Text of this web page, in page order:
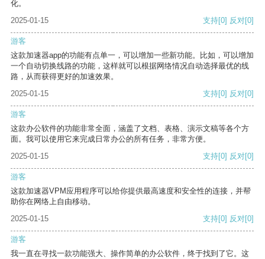
化。
2025-01-15
支持[0] 反对[0]
游客
这款加速器app的功能有点单一，可以增加一些新功能。比如，可以增加
一个自动切换线路的功能，这样就可以根据网络情况自动选择最优的线
路，从而获得更好的加速效果。
2025-01-15
支持[0] 反对[0]
游客
这款办公软件的功能非常全面，涵盖了文档、表格、演示文稿等各个方
面。我可以使用它来完成日常办公的所有任务，非常方便。
2025-01-15
支持[0] 反对[0]
游客
这款加速器VPM应用程序可以给你提供最高速度和安全性的连接，并帮
助你在网络上自由移动。
2025-01-15
支持[0] 反对[0]
游客
我一直在寻找一款功能强大、操作简单的办公软件，终于找到了它。这